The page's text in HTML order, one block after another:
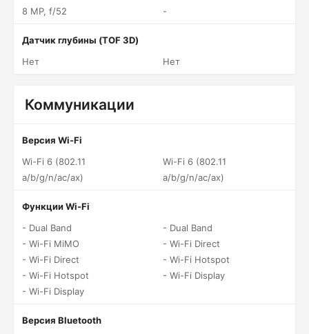
8 MP, f/52
-
Датчик глубины (TOF 3D)
Нет
Нет
Коммуникации
Версия Wi-Fi
Wi-Fi 6 (802.11
a/b/g/n/ac/ax)
Wi-Fi 6 (802.11
a/b/g/n/ac/ax)
Функции Wi-Fi
- Dual Band
- Wi-Fi MiMO
- Wi-Fi Direct
- Wi-Fi Hotspot
- Wi-Fi Display
- Dual Band
- Wi-Fi Direct
- Wi-Fi Hotspot
- Wi-Fi Display
Версия Bluetooth